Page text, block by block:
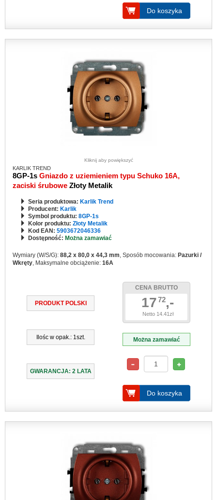
Do koszyka
Kliknij aby powiększyć
KARLIK TREND
8GP-1s Gniazdo z uziemieniem typu Schuko 16A,
zaciski śrubowe Złoty Metalik
Seria produktowa: Karlik Trend
Producent: Karlik
Symbol produktu: 8GP-1s
Kolor produktu: Złoty Metalik
Kod EAN: 5903672046336
Dostępność: Można zamawiać
Wymiary (W/S/G): 88,2 x 80,0 x 44,3 mm, Sposób mocowania: Pazurki /
Wkręty, Maksymalne obciążenie: 16A
PRODUKT POLSKI
Ilośc w opak.: 1szt.
GWARANCJA: 2 LATA
CENA BRUTTO
1772,-
Netto 14.41zł
Można zamawiać
Do koszyka